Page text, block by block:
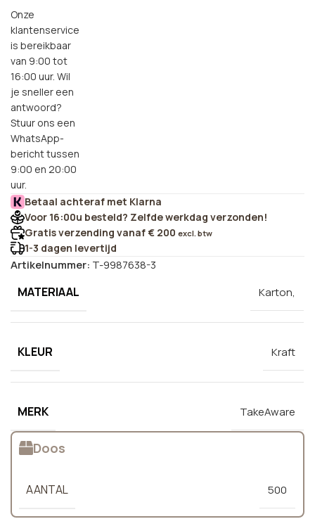
Onze
klantenservice
is bereikbaar
van 9:00 tot
16:00 uur. Wil
je sneller een
antwoord?
Stuur ons een
WhatsApp-
bericht tussen
9:00 en 20:00
uur.
Betaal achteraf met Klarna
Voor 16:00u besteld? Zelfde werkdag verzonden!
Gratis verzending vanaf € 200 excl. btw
1-3 dagen levertijd
Artikelnummer: T-9987638-3
MATERIAAL Karton,
KLEUR Kraft
MERK TakeAware
Doos
AANTAL 500